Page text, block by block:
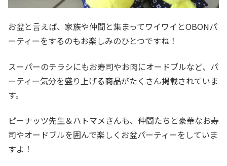
お盆と言えば、家族や仲間と集まってワイワイとOBONパ
ーティーをするのもお楽しみのひとつですね！
スーパーのチラシにもお寿司やお肉にオードブルなど、パ
ーティー気分を盛り上げる商品がたくさん掲載されていま
す。
ピーナッツ先生＆ハトマメさんも、仲間たちと豪華なお寿
司やオードブルを囲んで楽しくお盆パーティーをしていま
すよ！